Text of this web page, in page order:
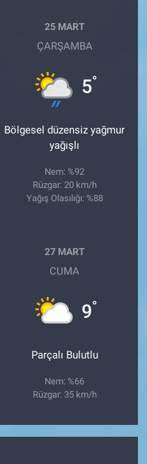
25 MART
ÇARŞAMBA
5°
Bölgesel düzensiz yağmur
yağışlı
Nem: %92
Rüzgar: 20 km/h
Yağış Olasılığı: %88
27 MART
CUMA
9°
Parçalı Bulutlu
Nem: %66
Rüzgar: 35 km/h